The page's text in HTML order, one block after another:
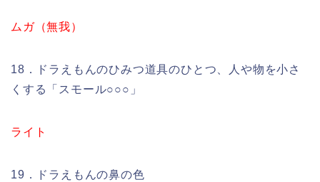
ムガ（無我）
18．ドラえもんのひみつ道具のひとつ、人や物を小さ
くする「スモール○○○」
ライト
19．ドラえもんの鼻の色